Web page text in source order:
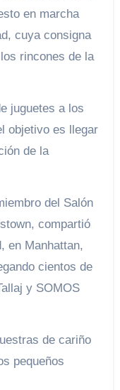
en marcha
cuya consigna
rincones de la
juguetes a los
objetivo es llegar
de la
del Salón
compartió
en Manhattan,
cientos de
y SOMOS
de cariño
pequeños